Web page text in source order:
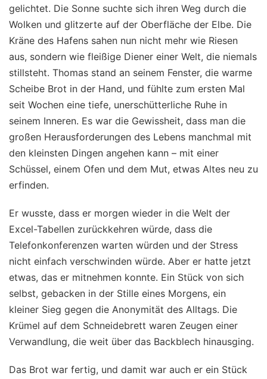
gelichtet. Die Sonne suchte sich ihren Weg durch die
Wolken und glitzerte auf der Oberfläche der Elbe. Die
Kräne des Hafens sahen nun nicht mehr wie Riesen
aus, sondern wie fleißige Diener einer Welt, die niemals
stillsteht. Thomas stand an seinem Fenster, die warme
Scheibe Brot in der Hand, und fühlte zum ersten Mal
seit Wochen eine tiefe, unerschütterliche Ruhe in
seinem Inneren. Es war die Gewissheit, dass man die
großen Herausforderungen des Lebens manchmal mit
den kleinsten Dingen angehen kann – mit einer
Schüssel, einem Ofen und dem Mut, etwas Altes neu zu
erfinden.
Er wusste, dass er morgen wieder in die Welt der
Excel-Tabellen zurückkehren würde, dass die
Telefonkonferenzen warten würden und der Stress
nicht einfach verschwinden würde. Aber er hatte jetzt
etwas, das er mitnehmen konnte. Ein Stück von sich
selbst, gebacken in der Stille eines Morgens, ein
kleiner Sieg gegen die Anonymität des Alltags. Die
Krümel auf dem Schneidebrett waren Zeugen einer
Verwandlung, die weit über das Backblech hinausging.
Das Brot war fertig, und damit war auch er ein Stück